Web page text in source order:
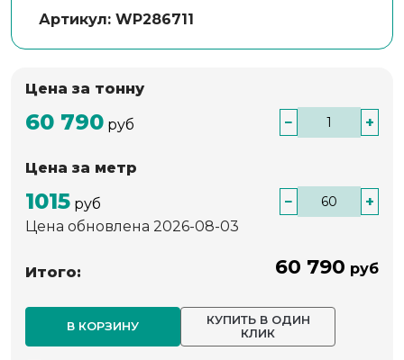
Артикул: WP286711
Цена за тонну
60 790 руб − +
Цена за метр
1015 руб −
+
Цена обновлена 2026-08-03
Итого: 60 790 руб
В КОРЗИНУ
КУПИТЬ В ОДИН
КЛИК